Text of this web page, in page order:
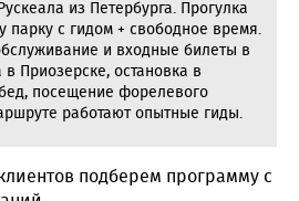
из Петербурга. Прогулка
парку с гидом + свободное время.
и входные билеты в
в Приозерске, остановка в
посещение форелевого
работают опытные гиды.
подберем программу с